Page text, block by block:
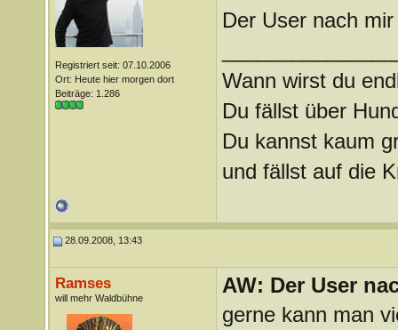
Registriert seit: 07.10.2006
Ort: Heute hier morgen dort
Beiträge: 1.286
Der User nach
Wann wirst du
Du fällst über
Du kannst kaum
und fällst auf die
28.09.2008, 13:43
Ramses
will mehr Waldbühne
AW: Der User
gerne kann man